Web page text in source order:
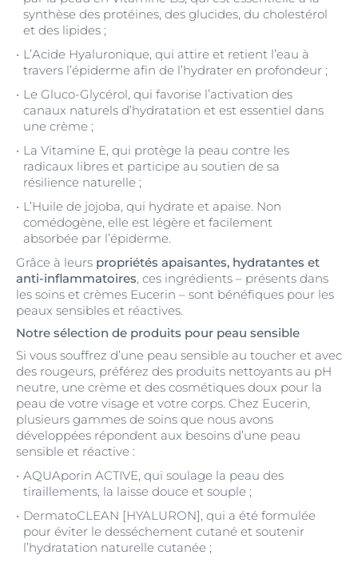
synthèse des protéines, des glucides, du cholestérol
et des lipides ;
L’Acide Hyaluronique, qui attire et retient l’eau à
travers l’épiderme afin de l’hydrater en profondeur ;
Le Gluco-Glycérol, qui favorise l’activation des
canaux naturels d’hydratation et est essentiel dans
une crème ;
La Vitamine E, qui protège la peau contre les
radicaux libres et participe au soutien de sa
résilience naturelle ;
L’Huile de jojoba, qui hydrate et apaise. Non
comédogène, elle est légère et facilement
absorbée par l’épiderme.
Grâce à leurs propriétés apaisantes, hydratantes et
anti-inflammatoires, ces ingrédients – présents dans
les soins et crèmes Eucerin – sont bénéfiques pour les
peaux sensibles et réactives.
Notre sélection de produits pour peau sensible
Si vous souffrez d’une peau sensible au toucher et avec
des rougeurs, préférez des produits nettoyants au pH
neutre, une crème et des cosmétiques doux pour la
peau de votre visage et votre corps. Chez Eucerin,
plusieurs gammes de soins que nous avons
développées répondent aux besoins d’une peau
sensible et réactive :
AQUAporin ACTIVE, qui soulage la peau des
tiraillements, la laisse douce et souple ;
DermatoCLEAN [HYALURON], qui a été formulée
pour éviter le desséchement cutané et soutenir
l’hydratation naturelle cutanée ;